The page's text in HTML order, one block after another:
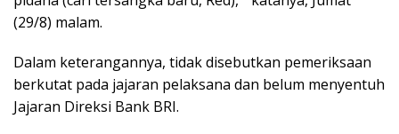
(29/8) malam.
Dalam keterangannya, tidak disebutkan pemeriksaan
berkutat pada jajaran pelaksana dan belum menyentuh
Jajaran Direksi Bank BRI.